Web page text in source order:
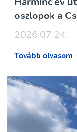
oszlopok a
2026.07.24.
Tovább olvasom